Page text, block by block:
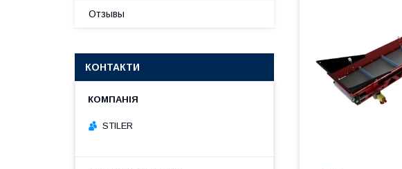
Отзывы
КОНТАКТИ
STILER